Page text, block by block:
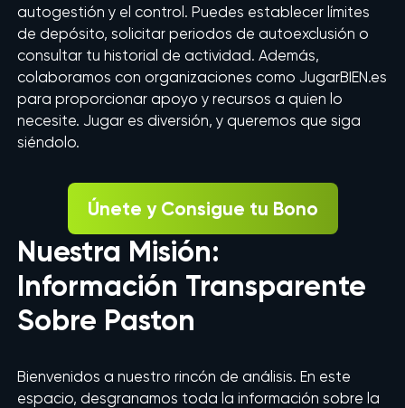
autogestión y el control. Puedes establecer límites
de depósito, solicitar periodos de autoexclusión o
consultar tu historial de actividad. Además,
colaboramos con organizaciones como JugarBIEN.es
para proporcionar apoyo y recursos a quien lo
necesite. Jugar es diversión, y queremos que siga
siéndolo.
Únete y Consigue tu Bono
Nuestra Misión:
Información Transparente
Sobre Paston
Bienvenidos a nuestro rincón de análisis. En este
espacio, desgranamos toda la información sobre la